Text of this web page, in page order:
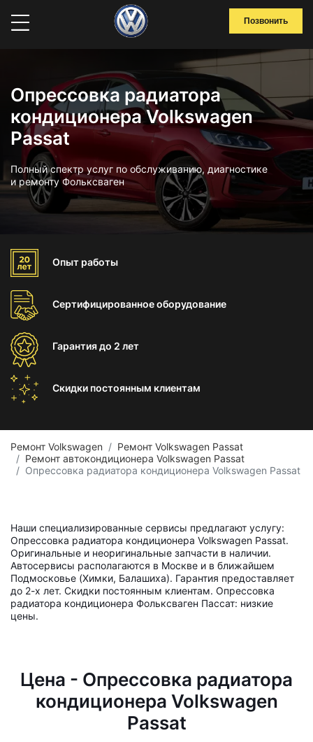
Позвонить
Опрессовка радиатора
кондиционера Volkswagen
Passat
Полный спектр услуг по обслуживанию, диагностике
и ремонту Фольксваген
Опыт работы
Сертифицированноеоборудование
Гарантиядо 2 лет
Скидки постоянным клиентам
Ремонт Volkswagen
Ремонт Volkswagen Passat
Ремонт автокондиционера Volkswagen Passat
Опрессовка радиатора кондиционера Volkswagen Passat
Наши специализированные сервисы предлагают услугу:
Опрессовка радиатора кондиционера Volkswagen Passat.
Оригинальные и неоригинальные запчасти в наличии.
Автосервисы располагаются в Москве и в ближайшем
Подмосковье (Химки, Балашиха). Гарантия предоставляет
до 2-х лет. Скидки постоянным клиентам. Опрессовка
радиатора кондиционера Фольксваген Пассат: низкие
цены.
Цена - Опрессовка радиатора
кондиционера Volkswagen
Passat